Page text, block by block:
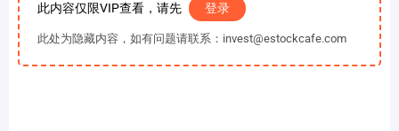
此内容仅限VIP查看，请先 登录
此处为隐藏内容，如有问题请联系：invest@estockcafe.com